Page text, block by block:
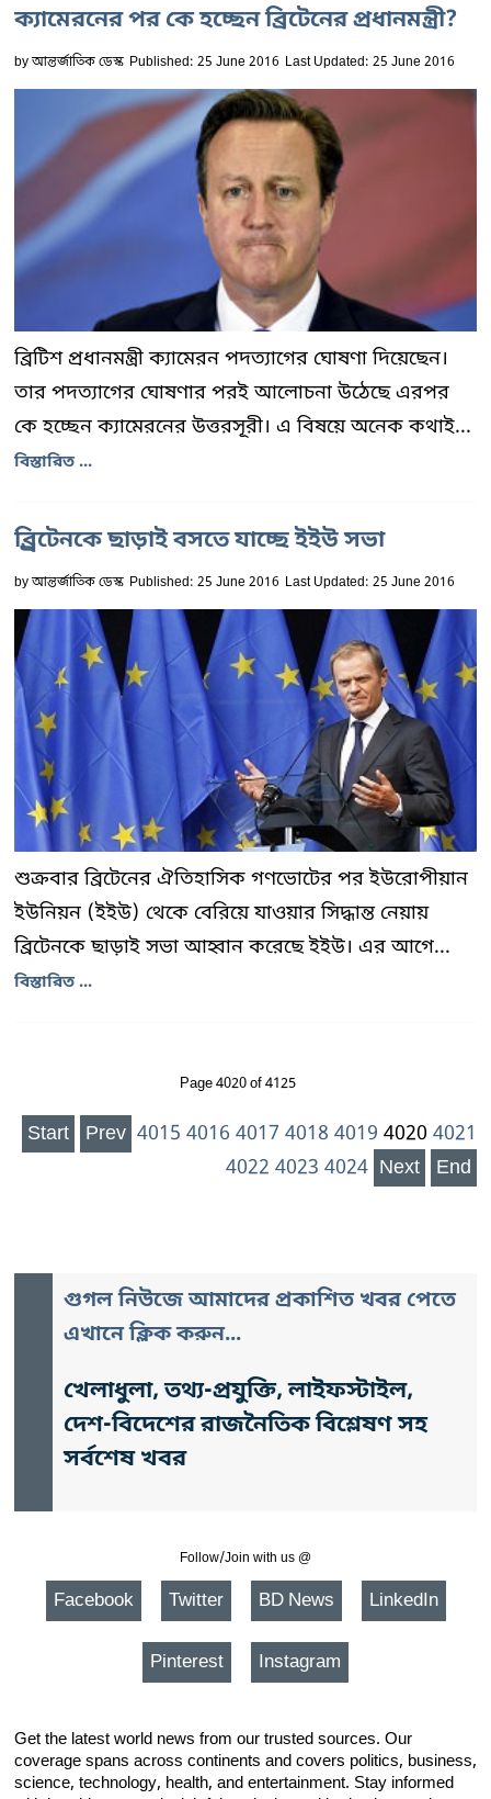
ক্যামেরনের পর কে হচ্ছেন ব্রিটেনের প্রধানমন্ত্রী?
byআন্তর্জাতিক ডেস্ক Published: 25 June 2016 Last Updated: 25 June 2016
ব্রিটিশ প্রধানমন্ত্রী ক্যামেরন পদত্যাগের ঘোষণা দিয়েছেন।
তার পদত্যাগের ঘোষণার পরই আলোচনা উঠেছে এরপর
কে হচ্ছেন ক্যামেরনের উত্তরসূরী। এ বিষয়ে অনেক কথাই...
বিস্তারিত ...
ব্র্রিটেনকে ছাড়াই বসতে যাচ্ছে ইইউ সভা
byআন্তর্জাতিক ডেস্ক Published: 25 June 2016 Last Updated: 25 June 2016
শুক্রবার ব্রিটেনের ঐতিহাসিক গণভোটের পর ইউরোপীয়ান
ইউনিয়ন (ইইউ) থেকে বেরিয়ে যাওয়ার সিদ্ধান্ত নেয়ায়
ব্রিটেনকে ছাড়াই সভা আহ্বান করেছে ইইউ। এর আগে...
বিস্তারিত ...
Page 4020 of 4125
Start Prev 4015 4016 4017 4018 4019 4020 4021
4022 4023 4024 Next End
গুগল নিউজে আমাদের প্রকাশিত খবর পেতে
এখানে ক্লিক করুন...
খেলাধুলা, তথ্য-প্রযুক্তি, লাইফস্টাইল,
দেশ-বিদেশের রাজনৈতিক বিশ্লেষণ সহ
সর্বশেষ খবর
Follow/Join with us @
Facebook Twitter BD News LinkedIn
Pinterest Instagram
Get the latest world news from our trusted sources. Our
coverage spans across continents and covers politics, business,
science, technology, health, and entertainment. Stay informed